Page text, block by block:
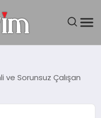
ve Sorunsuz Çalışan